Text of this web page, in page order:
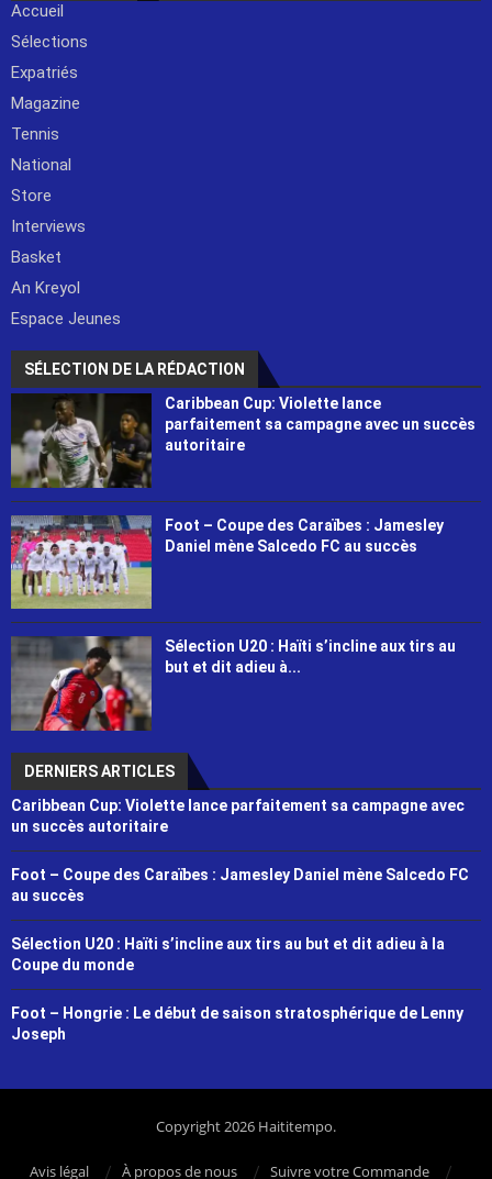
Accueil
Sélections
Expatriés
Magazine
Tennis
National
Store
Interviews
Basket
An Kreyol
Espace Jeunes
SÉLECTION DE LA RÉDACTION
Caribbean Cup: Violette lance
parfaitement sa campagne avec un succès
autoritaire
Foot – Coupe des Caraïbes : Jamesley
Daniel mène Salcedo FC au succès
Sélection U20 : Haïti s’incline aux tirs au
but et dit adieu à...
DERNIERS ARTICLES
Caribbean Cup: Violette lance parfaitement sa campagne avec
un succès autoritaire
Foot – Coupe des Caraïbes : Jamesley Daniel mène Salcedo FC
au succès
Sélection U20 : Haïti s’incline aux tirs au but et dit adieu à la
Coupe du monde
Foot – Hongrie : Le début de saison stratosphérique de Lenny
Joseph
Copyright 2026 Haititempo.
Avis légal À propos de nous Suivre votre Commande